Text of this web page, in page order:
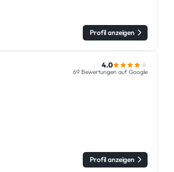
Profil anzeigen
4.0
69 Bewertungen auf Google
Profil anzeigen